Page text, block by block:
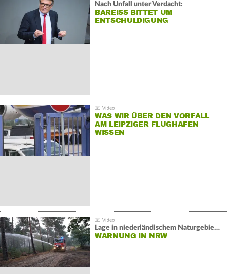
Nach Unfall unter Verdacht:
BAREISS BITTET UM E
NTSCHULDIGUNG
WAS WIR ÜBER DEN VORFALL
AM LEIPZIGER FLUGHAFEN
WISSEN
Lage in niederländischem Naturgebiet stabil
WARNUNG IN NRW